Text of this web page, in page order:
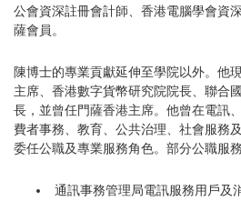
公會資深註冊會計師、香港電腦學會資
薩會員。
陳博士的專業貢獻延伸至學院以外。他
主席、香港數字貨幣研究院院長、聯合
長，並曾任門薩香港主席。他曾在電訊
費者事務、教育、公共治理、社會服務
委任公職及專業服務角色。部分公職服
通訊事務管理局電訊服務用戶及